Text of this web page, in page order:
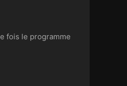
fois le programme